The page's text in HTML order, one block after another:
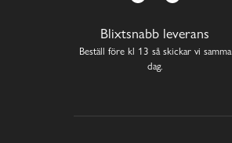
Blixtsnabb leverans
Beställ före kl 13 så skickar vi samma
dag.